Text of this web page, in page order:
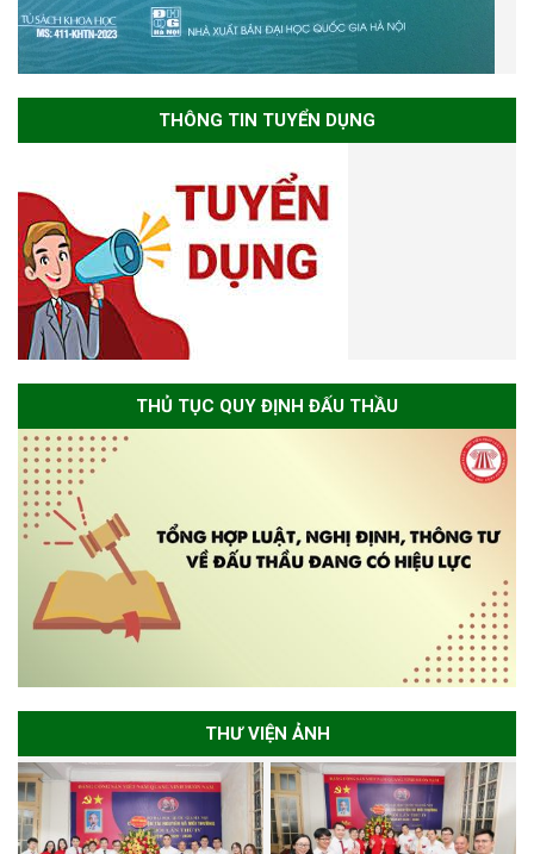
THÔNG TIN TUYỂN DỤNG
THỦ TỤC QUY ĐỊNH ĐẤU THẦU
THƯ VIỆN ẢNH